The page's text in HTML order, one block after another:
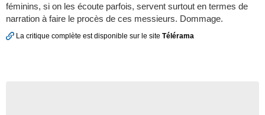
féminins, si on les écoute parfois, servent surtout en termes de
narration à faire le procès de ces messieurs. Dommage.
La critique complète est disponible sur le site Télérama